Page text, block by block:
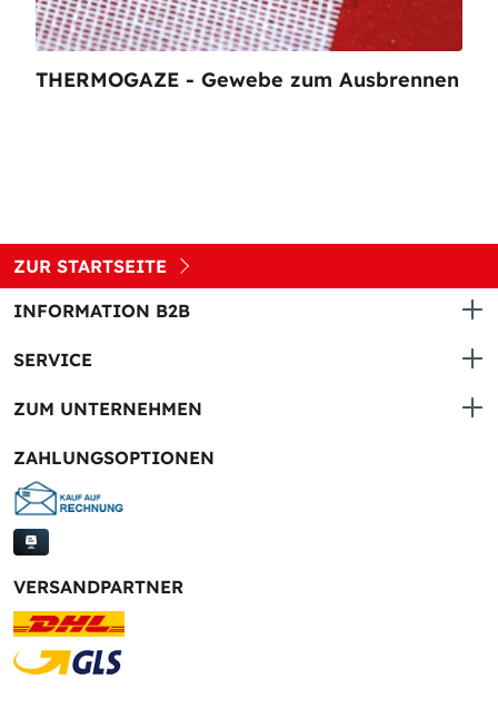
THERMOGAZE - Gewebe zum Ausbrennen
ZUR STARTSEITE
INFORMATION B2B
SERVICE
ZUM UNTERNEHMEN
ZAHLUNGSOPTIONEN
VERSANDPARTNER